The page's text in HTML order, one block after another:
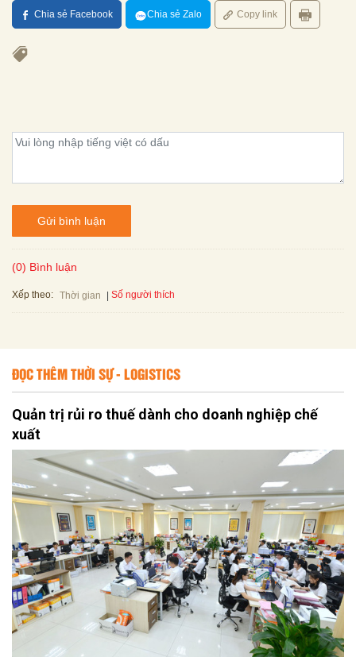
Chia sẻ Facebook Chia sẻ Zalo Copy link
Gửi bình luận
(0) Bình luận
Xếp theo: Thời gian Số người thích
ĐỌC THÊM THỜI SỰ - LOGISTICS
Quản trị rủi ro thuế dành cho doanh nghiệp chế
xuất